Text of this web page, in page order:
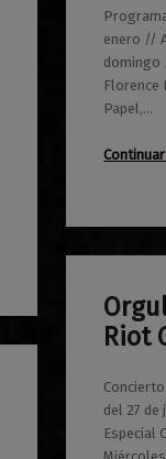
enero //
domingo
Florence
Papel,…
Riot
del 27 de
Especial
29/06/2016
0
Maravillas